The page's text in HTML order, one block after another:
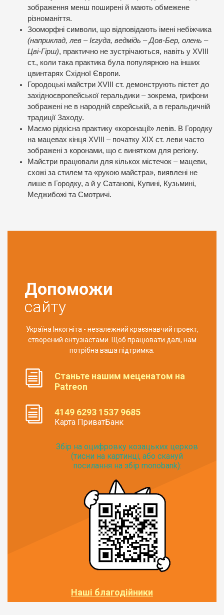
зображення менш поширені й мають обмежене
різноманіття.
Зооморфні символи, що відповідають імені небіжчика
(наприклад, лев – Ієгуда, ведмідь – Дов-Бер, олень –
Цві-Гірш), практично не зустрічаються, навіть у XVIII
ст., коли така практика була популярною на інших
цвинтарях Східної Європи.
Городоцькі майстри XVIII ст. демонструють пієтет до
західноєвропейської геральдики – зокрема, грифони
зображені не в народній єврейській, а в геральдичній
традиції Заходу.
Маємо рідкісна практику «коронації» левів. В Городку
на мацевах кінця XVIII – початку XIX ст. леви часто
зображені з коронами, що є винятком для регіону.
Майстри працювали для кількох містечок – мацеви,
схожі за стилем та «рукою майстра», виявлені не
лише в Городку, а й у Сатанові, Купині, Кузьмині,
Меджибожі та Смотричі.
Допоможи
сайту
Україна Інкогніта - незалежний краєзнавчий проект,
створений ентузіастами. Щоб працювати далі, нам
потрібна ваша підтримка.
Станьте нашим меценатом на
Patreon
4149 6293 1537 9685
Карта ПриватБанк
Збір на оцифровку козацьких церков
(тисни на картинці, або скануй
посилання на збір monobank):
Наші благодійники